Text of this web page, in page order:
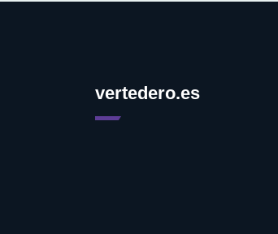
vertedero.es